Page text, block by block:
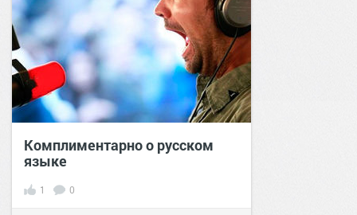
Комплиментарно о русском
языке
1 0